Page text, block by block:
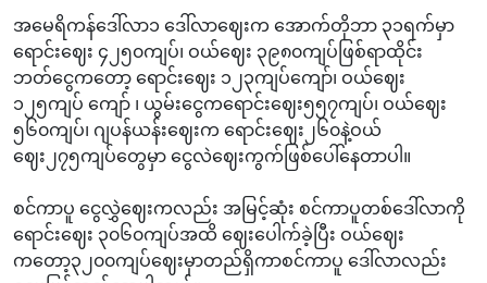
အမေရိကန်ဒေါ်လာ၁‌ ဒေါ်လာဈေးက အောက်တိုဘာ ၃၁ရက်မှာ
ရောင်းဈေး ၄၂၅၀ကျပ်၊ ဝယ်ဈေး ၃၉၈၀ကျပ်ဖြစ်ရာထိုင်း
ဘတ်ငွေကတော့ ရောင်းဈေး ၁၂၃ကျပ်ကျော်၊ ဝယ်ဈေး
၁၂၅ကျပ် ကျော် ၊ ယွမ်းငွေကရောင်းဈေး၅၅၇ကျပ်၊ ဝယ်ဈေး
၅၆၀ကျပ်၊ ဂျပန်ယန်းဈေးက ရောင်းဈေး၂၆၀နဲ့ဝယ်
ဈေး၂၇၅ကျပ်တွေမှာ ငွေလဲဈေးကွက်ဖြစ်ပေါ်နေတာပါ။
စင်ကာပူ ငွေလွှဲဈေးကလည်း အမြင့်ဆုံး စင်ကာပူတစ်ဒေါ်လာကို
ရောင်းဈေး ၃၀၆၀ကျပ်အထိ ဈေးပေါက်ခဲ့ပြီး ဝယ်ဈေး
ကတော့၃၂၀၀ကျပ်ဈေးမှာတည်ရှိကာစင်ကာပူ‌ ဒေါ်လာလည်း